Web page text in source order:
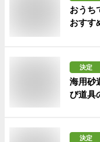
おうち
おすす
決定
海用砂
び道具
決定